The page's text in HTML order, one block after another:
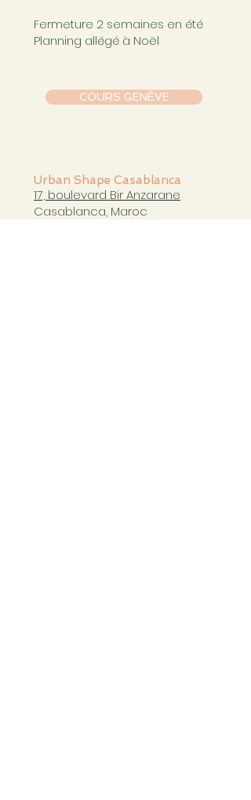
COURS GENÈVE
Fermeture 2 semaines en été
Planning allégé à Noël
Urban Shape Casablanca
17, boulevard Bir Anzarane
Casablanca, Maroc